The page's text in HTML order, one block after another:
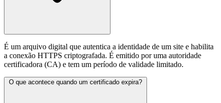
É um arquivo digital que autentica a identidade de um site e habilita
a conexão HTTPS criptografada. É emitido por uma autoridade
certificadora (CA) e tem um período de validade limitado.
O que acontece quando um certificado expira?